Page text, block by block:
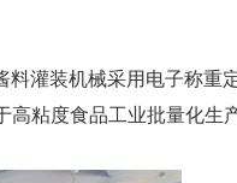
灌装机械采用电子称重
粘度食品工业批量化生